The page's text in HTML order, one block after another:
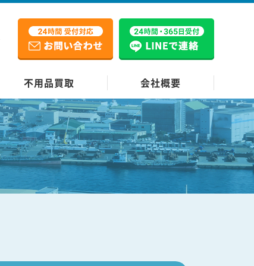
不用品買取 会社概要